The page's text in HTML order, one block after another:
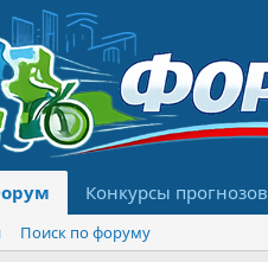
Конкурсы прогнозов
Поиск по форуму